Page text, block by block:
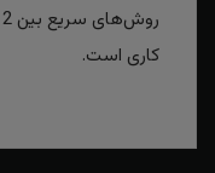
کاری است.